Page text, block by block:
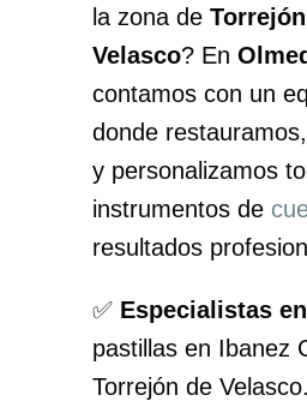
la zona de
Velasco? En
contamos con un
donde
y personalizamos
instrumentos de
resultados
✅ Especialistas en
pastillas en Ibanez
Torrejón de Velasco.